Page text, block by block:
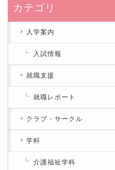
カテゴリ
入学案内
入試情報
就職支援
就職レポート
クラブ・サークル
学科
介護福祉学科